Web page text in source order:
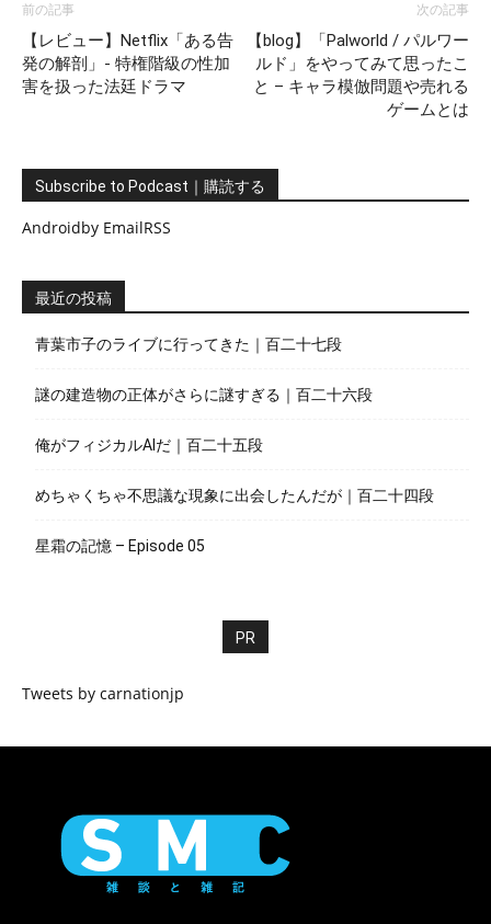
前の記事
【レビュー】Netflix「ある告
発の解剖」- 特権階級の性加
害を扱った法廷ドラマ
次の記事
【blog】「Palworld / パルワー
ルド」をやってみて思ったこ
と – キャラ模倣問題や売れる
ゲームとは
Subscribe to Podcast｜購読する
Androidby EmailRSS
最近の投稿
青葉市子のライブに行ってきた｜百二十七段
謎の建造物の正体がさらに謎すぎる｜百二十六段
俺がフィジカルAIだ｜百二十五段
めちゃくちゃ不思議な現象に出会したんだが｜百二十四段
星霜の記憶 – Episode 05
PR
Tweets by carnationjp